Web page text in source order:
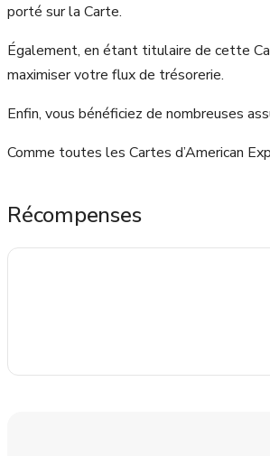
porté sur la Carte.
Également, en étant titulaire de cette
maximiser votre flux de trésorerie.
Enfin, vous bénéficiez de nombreuses
Comme toutes les Cartes d’American
Récompenses